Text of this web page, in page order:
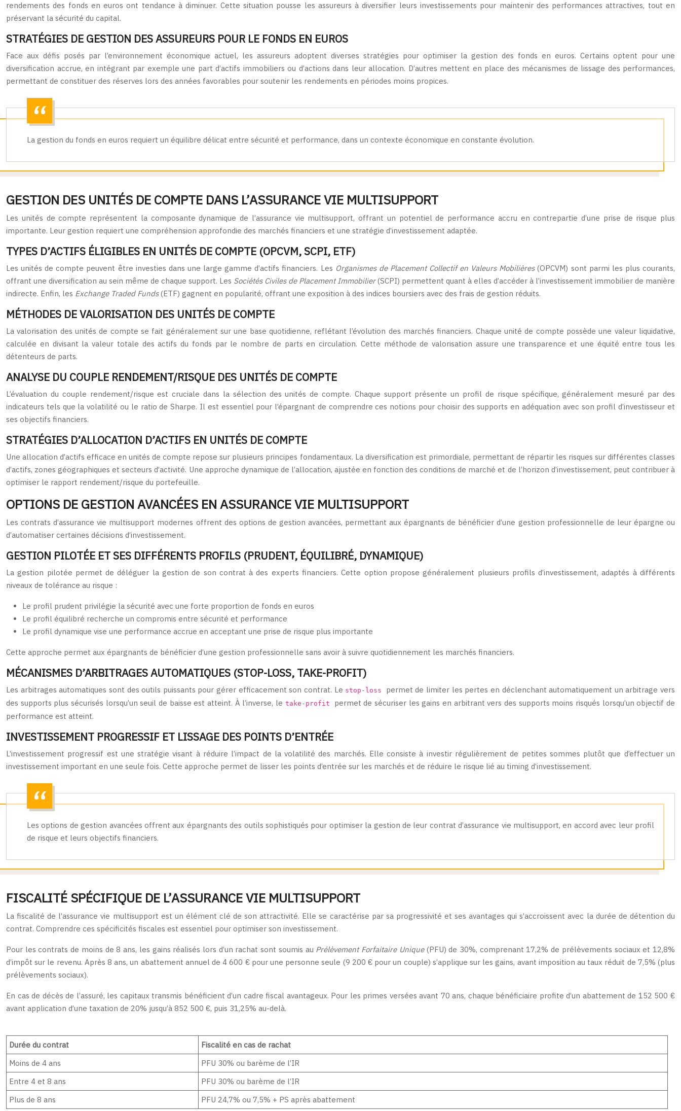
rendements des fonds en euros ont tendance à diminuer. Cette situation pousse les assureurs à diversifier leurs investissements pour maintenir des performances attractives, tout en
préservant la sécurité du capital.
STRATÉGIES DE GESTION DES ASSUREURS POUR LE FONDS EN EUROS
Face aux défis posés par l’environnement économique actuel, les assureurs adoptent diverses stratégies pour optimiser la gestion des fonds en euros. Certains optent pour une
diversification accrue, en intégrant par exemple une part d’actifs immobiliers ou d’actions dans leur allocation. D’autres mettent en place des mécanismes de lissage des performances,
permettant de constituer des réserves lors des années favorables pour soutenir les rendements en périodes moins propices.
La gestion du fonds en euros requiert un équilibre délicat entre sécurité et performance, dans un contexte économique en constante évolution.
GESTION DES UNITÉS DE COMPTE DANS L’ASSURANCE VIE MULTISUPPORT
Les unités de compte représentent la composante dynamique de l’assurance vie multisupport, offrant un potentiel de performance accru en contrepartie d’une prise de risque plus
importante. Leur gestion requiert une compréhension approfondie des marchés financiers et une stratégie d’investissement adaptée.
TYPES D’ACTIFS ÉLIGIBLES EN UNITÉS DE COMPTE (OPCVM, SCPI, ETF)
Les unités de compte peuvent être investies dans une large gamme d’actifs financiers. Les Organismes de Placement Collectif en Valeurs Mobilières(OPCVM) sont parmi les plus courants,
offrant une diversification au sein même de chaque support. Les Sociétés Civiles de Placement Immobilier(SCPI) permettent quant à elles d’accéder à l’investissement immobilier de manière
indirecte. Enfin, les Exchange Traded Funds(ETF) gagnent en popularité, offrant une exposition à des indices boursiers avec des frais de gestion réduits.
MÉTHODES DE VALORISATION DES UNITÉS DE COMPTE
La valorisation des unités de compte se fait généralement sur une base quotidienne, reflétant l’évolution des marchés financiers. Chaque unité de compte possède une valeur liquidative,
calculée en divisant la valeur totale des actifs du fonds par le nombre de parts en circulation. Cette méthode de valorisation assure une transparence et une équité entre tous les
détenteurs de parts.
ANALYSE DU COUPLE RENDEMENT/RISQUE DES UNITÉS DE COMPTE
L’évaluation du couple rendement/risque est cruciale dans la sélection des unités de compte. Chaque support présente un profil de risque spécifique, généralement mesuré par des
indicateurs tels que la volatilité ou le ratio de Sharpe. Il est essentiel pour l’épargnant de comprendre ces notions pour choisir des supports en adéquation avec son profil d’investisseur et
ses objectifs financiers.
STRATÉGIES D’ALLOCATION D’ACTIFS EN UNITÉS DE COMPTE
Une allocation d’actifs efficace en unités de compte repose sur plusieurs principes fondamentaux. La diversification est primordiale, permettant de répartir les risques sur différentes classes
d’actifs, zones géographiques et secteurs d’activité. Une approche dynamique de l’allocation, ajustée en fonction des conditions de marché et de l’horizon d’investissement, peut contribuer à
optimiser le rapport rendement/risque du portefeuille.
OPTIONS DE GESTION AVANCÉES EN ASSURANCE VIE MULTISUPPORT
Les contrats d’assurance vie multisupport modernes offrent des options de gestion avancées, permettant aux épargnants de bénéficier d’une gestion professionnelle de leur épargne ou
d’automatiser certaines décisions d’investissement.
GESTION PILOTÉE ET SES DIFFÉRENTS PROFILS (PRUDENT, ÉQUILIBRÉ, DYNAMIQUE)
La gestion pilotée permet de déléguer la gestion de son contrat à des experts financiers. Cette option propose généralement plusieurs profils d’investissement, adaptés à différents
niveaux de tolérance au risque :
Le profil prudent privilégie la sécurité avec une forte proportion de fonds en euros
Le profil équilibré recherche un compromis entre sécurité et performance
Le profil dynamique vise une performance accrue en acceptant une prise de risque plus importante
Cette approche permet aux épargnants de bénéficier d’une gestion professionnelle sans avoir à suivre quotidiennement les marchés financiers.
MÉCANISMES D’ARBITRAGES AUTOMATIQUES (STOP-LOSS, TAKE-PROFIT)
Les arbitrages automatiques sont des outils puissants pour gérer efficacement son contrat. Le stop-loss permet de limiter les pertes en déclenchant automatiquement un arbitrage vers
des supports plus sécurisés lorsqu’un seuil de baisse est atteint. À l’inverse, le take-profit permet de sécuriser les gains en arbitrant vers des supports moins risqués lorsqu’un objectif de
performance est atteint.
INVESTISSEMENT PROGRESSIF ET LISSAGE DES POINTS D’ENTRÉE
L’investissement progressif est une stratégie visant à réduire l’impact de la volatilité des marchés. Elle consiste à investir régulièrement de petites sommes plutôt que d’effectuer un
investissement important en une seule fois. Cette approche permet de lisser les points d’entrée sur les marchés et de réduire le risque lié au timing d’investissement.
Les options de gestion avancées offrent aux épargnants des outils sophistiqués pour optimiser la gestion de leur contrat d’assurance vie multisupport, en accord avec leur profil
de risque et leurs objectifs financiers.
FISCALITÉ SPÉCIFIQUE DE L’ASSURANCE VIE MULTISUPPORT
La fiscalité de l’assurance vie multisupport est un élément clé de son attractivité. Elle se caractérise par sa progressivité et ses avantages qui s’accroissent avec la durée de détention du
contrat. Comprendre ces spécificités fiscales est essentiel pour optimiser son investissement.
Pour les contrats de moins de 8 ans, les gains réalisés lors d’un rachat sont soumis au Prélèvement Forfaitaire Unique (PFU) de 30%, comprenant 17,2% de prélèvements sociaux et 12,8%
d’impôt sur le revenu. Après 8 ans, un abattement annuel de 4 600 € pour une personne seule (9 200 € pour un couple) s’applique sur les gains, avant imposition au taux réduit de 7,5% (plus
prélèvements sociaux).
En cas de décès de l’assuré, les capitaux transmis bénéficient d’un cadre fiscal avantageux. Pour les primes versées avant 70 ans, chaque bénéficiaire profite d’un abattement de 152 500 €
avant application d’une taxation de 20% jusqu’à 852 500 €, puis 31,25% au-delà.
Durée du contrat
Fiscalité en cas de rachat
Moins de 4 ans
PFU 30% ou barème de l’IR
Entre 4 et 8 ans
PFU 30% ou barème de l’IR
Plus de 8 ans
PFU 24,7% ou 7,5% + PS après abattement